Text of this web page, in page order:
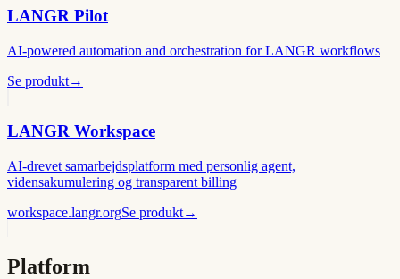
LANGR Pilot
AI-powered automation and orchestration for LANGR workflows
Se produkt→
LANGR Workspace
AI-drevet samarbejdsplatform med personlig agent,
vidensakumulering og transparent billing
workspace.langr.orgSe produkt→
Platform